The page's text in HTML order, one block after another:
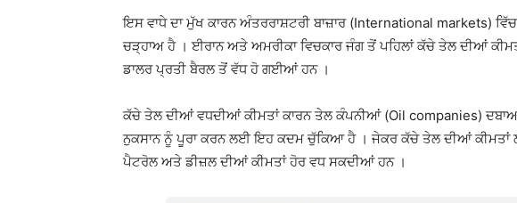
ਇਸ ਵਾਧੇ ਦਾ ਮੁੱਖ ਕਾਰਨ ਅੰਤਰਰਾਸ਼ਟਰੀ ਬਾਜ਼ਾਰ (International markets)
ਚੜ੍ਹਾਅ ਹੈ । ਈਰਾਨ ਅਤੇ ਅਮਰੀਕਾ ਵਿਚਕਾਰ ਜੰਗ ਤੋਂ ਪਹਿਲਾਂ ਕੱਚੇ ਤੇਲ ਦੀਆਂ
ਡਾਲਰ ਪ੍ਰਤੀ ਬੈਰਲ ਤੋਂ ਵੱਧ ਹੋ ਗਈਆਂ ਹਨ ।
ਕੱਚੇ ਤੇਲ ਦੀਆਂ ਵਧਦੀਆਂ ਕੀਮਤਾਂ ਕਾਰਨ ਤੇਲ ਕੰਪਨੀਆਂ (Oil companies)
ਨੁਕਸਾਨ ਨੂੰ ਪੂਰਾ ਕਰਨ ਲਈ ਇਹ ਕਦਮ ਚੁੱਕਿਆ ਹੈ । ਜੇਕਰ ਕੱਚੇ ਤੇਲ ਦੀਆਂ
ਪੈਟਰੋਲ ਅਤੇ ਡੀਜ਼ਲ ਦੀਆਂ ਕੀਮਤਾਂ ਹੋਰ ਵਧ ਸਕਦੀਆਂ ਹਨ ।